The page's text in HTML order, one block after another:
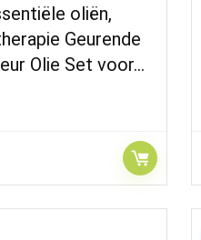
oliën,
Geurende
Olie Set voor…